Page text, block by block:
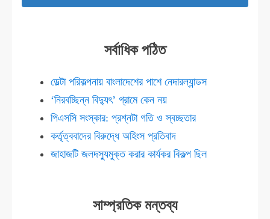
সর্বাধিক পঠিত
ডেল্টা পরিকল্পনায় বাংলাদেশের পাশে নেদারল্যান্ডস
‘নিরবচ্ছিন্ন বিদ্যুৎ’ গ্রামে কেন নয়
পিএসসি সংস্কার: প্রশ্নটা গতি ও স্বচ্ছতার
কর্তৃত্ববাদের বিরুদ্ধে অহিংস প্রতিবাদ
জাহাজটি জলদস্যুমুক্ত করার কার্যকর বিকল্প ছিল
সাম্প্রতিক মন্তব্য